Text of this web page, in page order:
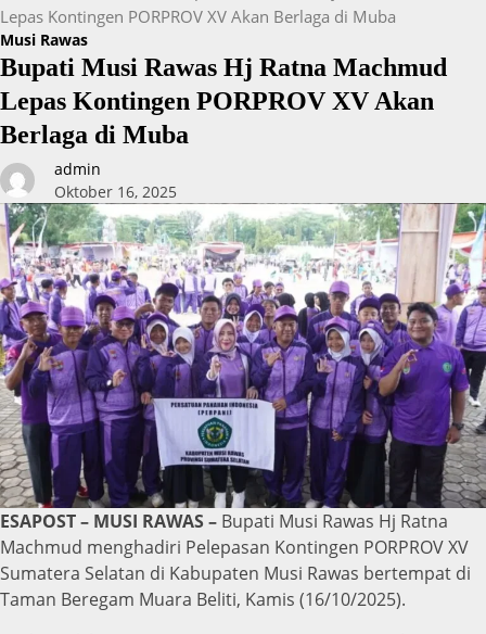
Lepas Kontingen PORPROV XV Akan Berlaga di Muba
Musi Rawas
Bupati Musi Rawas Hj Ratna Machmud
Lepas Kontingen PORPROV XV Akan
Berlaga di Muba
admin
Oktober 16, 2025
ESAPOST – MUSI RAWAS – Bupati Musi Rawas Hj Ratna
Machmud menghadiri Pelepasan Kontingen PORPROV XV
Sumatera Selatan di Kabupaten Musi Rawas bertempat di
Taman Beregam Muara Beliti, Kamis (16/10/2025).